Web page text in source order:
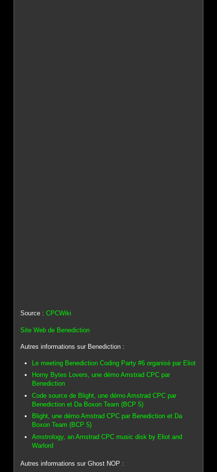
Source :CPCWiki
Site Web de Benediction
Autres informations sur Benediction :
Le meeting Benediction Coding Party #6 organisé par Eliot
Horny Bytes Lovers, une démo Amstrad CPC par
Benediction
Code source de Blight, une démo Amstrad CPC par
Benediction et Da Boxon Team (BCP 5)
Blight, une démo Amstrad CPC par Benediction et Da
Boxon Team (BCP 5)
Amstrology, an Amstrad CPC music disk by Eliot and
Warlord
Autres informations sur Ghost NOP :